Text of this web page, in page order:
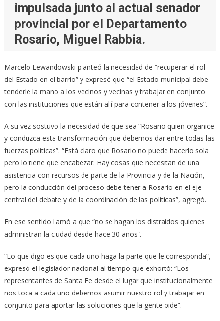
impulsada junto al actual senador
provincial por el Departamento
Rosario, Miguel Rabbia.
Marcelo Lewandowski planteó la necesidad de “recuperar el rol
del Estado en el barrio” y expresó que “el Estado municipal debe
tenderle la mano a los vecinos y vecinas y trabajar en conjunto
con las instituciones que están allí para contener a los jóvenes”.
A su vez sostuvo la necesidad de que sea “Rosario quien organice
y conduzca esta transformación que debemos dar entre todas las
fuerzas políticas”. “Está claro que Rosario no puede hacerlo sola
pero lo tiene que encabezar. Hay cosas que necesitan de una
asistencia con recursos de parte de la Provincia y de la Nación,
pero la conducción del proceso debe tener a Rosario en el eje
central del debate y de la coordinación de las políticas”, agregó.
En ese sentido llamó a que “no se hagan los distraídos quienes
administran la ciudad desde hace 30 años”.
“Lo que digo es que cada uno haga la parte que le corresponda”,
expresó el legislador nacional al tiempo que exhortó: “Los
representantes de Santa Fe desde el lugar que institucionalmente
nos toca a cada uno debemos asumir nuestro rol y trabajar en
conjunto para aportar las soluciones que la gente pide”.